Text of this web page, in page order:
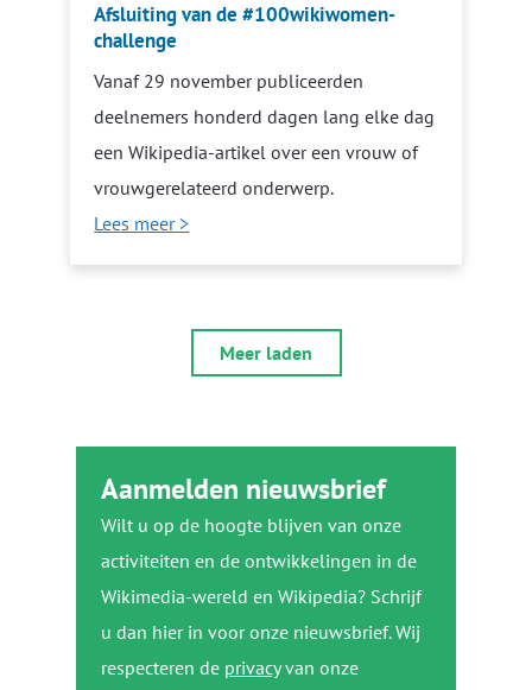
Afsluiting van de #100wikiwomen-
challenge
Vanaf 29 november publiceerden
deelnemers honderd dagen lang elke dag
een Wikipedia-artikel over een vrouw of
vrouwgerelateerd onderwerp.
Lees meer >
Meer laden
Aanmelden nieuwsbrief
Wilt u op de hoogte blijven van onze
activiteiten en de ontwikkelingen in de
Wikimedia-wereld en Wikipedia? Schrijf
u dan hier in voor onze nieuwsbrief. Wij
respecteren de privacyvan onze